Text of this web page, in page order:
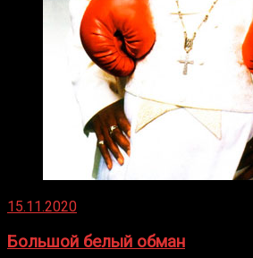
15.11.2020
Большой белый обман